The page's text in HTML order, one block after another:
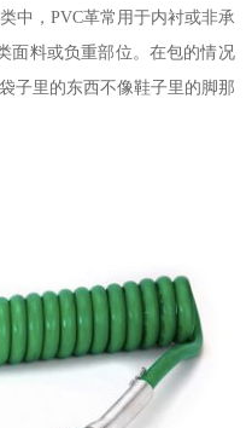
中，PVC革常用于内衬或非承
面料或负重部位。在包的情况
子里的东西不像鞋子里的脚那